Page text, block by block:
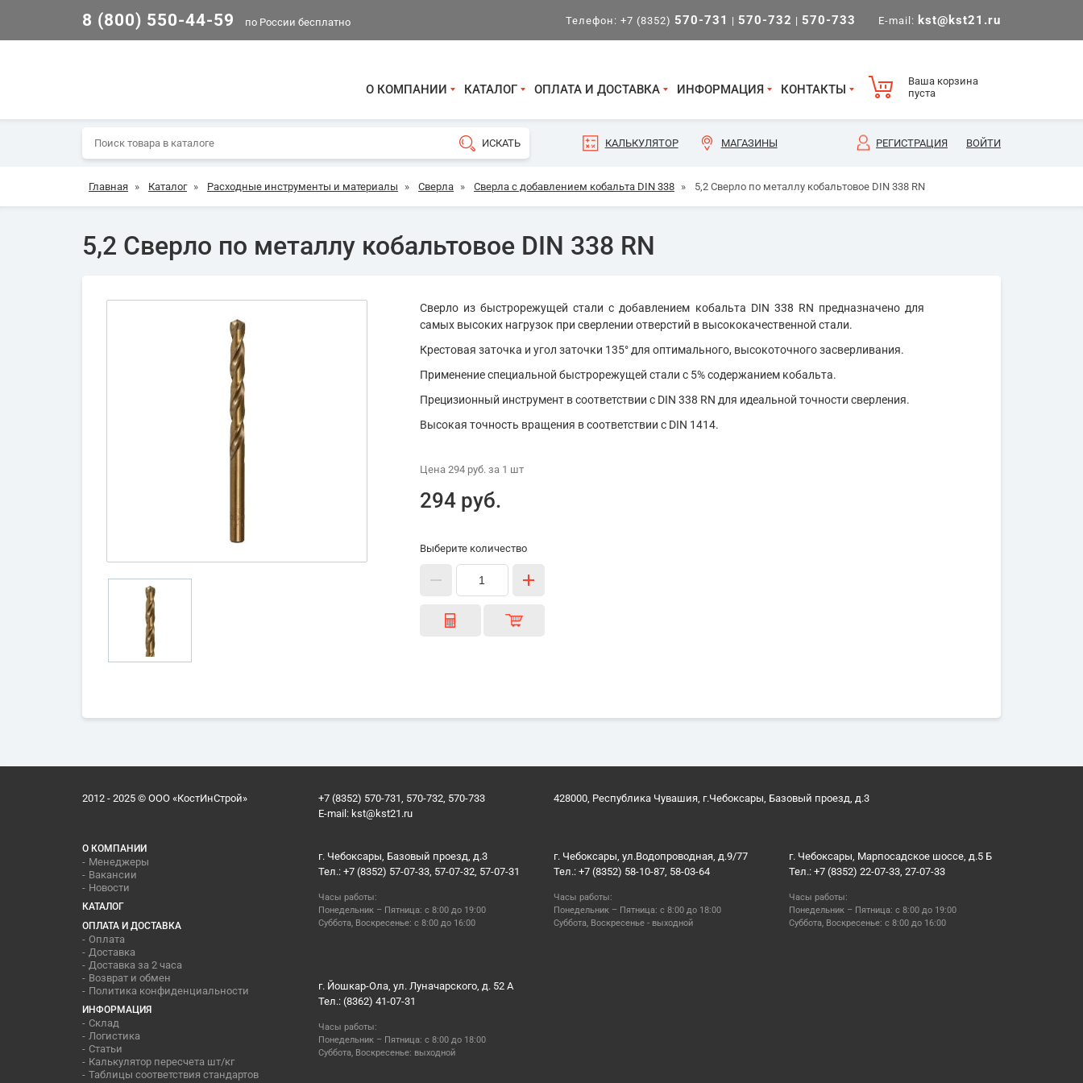
8 (800) 550-44-59 по России бесплатно Телефон: +7 (8352) 570-731 | 570-732 | 570-733 E-mail: kst@kst21.ru
О КОМПАНИИ КАТАЛОГ ОПЛАТА И ДОСТАВКА ИНФОРМАЦИЯ КОНТАКТЫ
Ваша корзина
пуста
КАЛЬКУЛЯТОР МАГАЗИНЫ РЕГИСТРАЦИЯ ВОЙТИ
Главная » Каталог » Расходные инструменты и материалы » Сверла » Сверла с добавлением кобальта DIN 338 » 5,2 Сверло по металлу кобальтовое DIN 338 RN
5,2 Сверло по металлу кобальтовое DIN 338 RN
Сверло из быстрорежущей стали с добавлением кобальта DIN 338 RN предназначено для
самых высоких нагрузок при сверлении отверстий в высококачественной стали.
Крестовая заточка и угол заточки 135° для оптимального, высокоточного засверливания.
Применение специальной быстрорежущей стали с 5% содержанием кобальта.
Прецизионный инструмент в соответствии с DIN 338 RN для идеальной точности сверления.
Высокая точность вращения в соответствии с DIN 1414.
Цена 294 руб.за 1 шт
294 руб.
Выберите количество
2012 - 2025 © ООО «КостИнСтрой»
+7 (8352) 570-731, 570-732, 570-733
E-mail: kst@kst21.ru
428000, Республика Чувашия, г.Чебоксары, Базовый проезд, д.3
О КОМПАНИИ
Менеджеры
Вакансии
Новости
КАТАЛОГ
ОПЛАТА И ДОСТАВКА
Оплата
Доставка
Доставка за 2 часа
Возврат и обмен
Политика конфиденциальности
ИНФОРМАЦИЯ
Склад
Логистика
Статьи
Калькулятор пересчета шт/кг
Таблицы соответствия стандартов
г. Чебоксары, Базовый проезд, д.3
Тел.: +7 (8352) 57-07-33, 57-07-32, 57-07-31
Часы работы:
Понедельник – Пятница: с 8:00 до 19:00
Суббота, Воскресенье: с 8:00 до 16:00
г. Чебоксары, ул.Водопроводная, д.9/77
Тел.: +7 (8352) 58-10-87, 58-03-64
Часы работы:
Понедельник – Пятница: с 8:00 до 18:00
Суббота, Воскресенье - выходной
г. Чебоксары, Марпосадское шоссе, д.5 Б
Тел.: +7 (8352) 22-07-33, 27-07-33
Часы работы:
Понедельник – Пятница: с 8:00 до 19:00
Суббота, Воскресенье: с 8:00 до 16:00
г. Йошкар-Ола, ул. Луначарского, д. 52 А
Тел.: (8362) 41-07-31
Часы работы:
Понедельник – Пятница: с 8:00 до 18:00
Суббота, Воскресенье: выходной